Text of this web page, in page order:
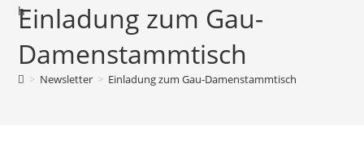
Einladung zum Gau-
Damenstammtisch
> Newsletter > Einladung zum Gau-Damenstammtisch